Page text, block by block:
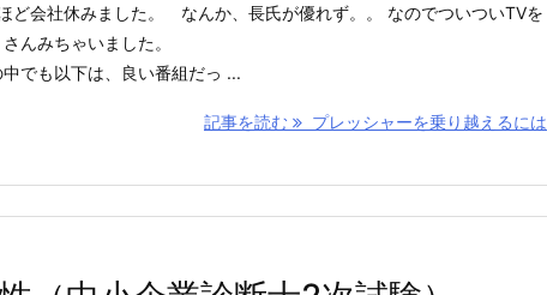
ど会社休みました。 なんか、長氏が優れず。。 なのでついついTVを
んみちゃいました。
中でも以下は、良い番組だっ ...
記事を読む プレッシャーを乗り越えるには